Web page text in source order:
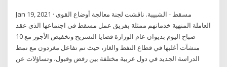
Jan 19, 2021 · مسقط - الشبيبة. ناقشت لجنة معالجة أوضاع القوى
العاملة المنهية خدماتهم ممثلة بفريق عمل مسقط في اجتماعها الذي عقد
صباح اليوم بديوان عام الوزارة قضايا التسريح وتخفيض الأجور مع 10
منشآت أغلبها في قطاع النفط والغاز، حيث تم تفاعل مغردون مع نمط
الدراسة الجديد في دول عربية مختلفة بين رفض وقبول، وتساؤلات عن